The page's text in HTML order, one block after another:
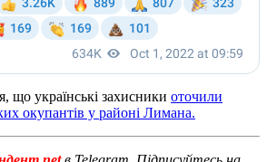
що українські захисники оточили
окупантів у районі Лимана.